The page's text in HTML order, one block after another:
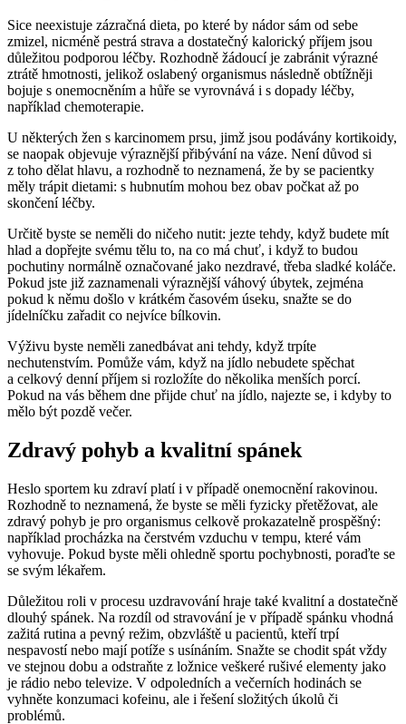
Sice neexistuje zázračná dieta, po které by nádor sám od sebe
zmizel, nicméně pestrá strava a dostatečný kalorický příjem jsou
důležitou podporou léčby. Rozhodně žádoucí je zabránit výrazné
ztrátě hmotnosti, jelikož oslabený organismus následně obtížněji
bojuje s onemocněním a hůře se vyrovnává i s dopady léčby,
například chemoterapie.
U některých žen s karcinomem prsu, jimž jsou podávány kortikoidy,
se naopak objevuje výraznější přibývání na váze. Není důvod si
z toho dělat hlavu, a rozhodně to neznamená, že by se pacientky
měly trápit dietami: s hubnutím mohou bez obav počkat až po
skončení léčby.
Určitě byste se neměli do ničeho nutit: jezte tehdy, když budete mít
hlad a dopřejte svému tělu to, na co má chuť, i když to budou
pochutiny normálně označované jako nezdravé, třeba sladké koláče.
Pokud jste již zaznamenali výraznější váhový úbytek, zejména
pokud k němu došlo v krátkém časovém úseku, snažte se do
jídelníčku zařadit co nejvíce bílkovin.
Výživu byste neměli zanedbávat ani tehdy, když trpíte
nechutenstvím. Pomůže vám, když na jídlo nebudete spěchat
a celkový denní příjem si rozložíte do několika menších porcí.
Pokud na vás během dne přijde chuť na jídlo, najezte se, i kdyby to
mělo být pozdě večer.
Zdravý pohyb a kvalitní spánek
Heslo sportem ku zdraví platí i v případě onemocnění rakovinou.
Rozhodně to neznamená, že byste se měli fyzicky přetěžovat, ale
zdravý pohyb je pro organismus celkově prokazatelně prospěšný:
například procházka na čerstvém vzduchu v tempu, které vám
vyhovuje. Pokud byste měli ohledně sportu pochybnosti, poraďte se
se svým lékařem.
Důležitou roli v procesu uzdravování hraje také kvalitní a dostatečně
dlouhý spánek. Na rozdíl od stravování je v případě spánku vhodná
zažitá rutina a pevný režim, obzvláště u pacientů, kteří trpí
nespavostí nebo mají potíže s usínáním. Snažte se chodit spát vždy
ve stejnou dobu a odstraňte z ložnice veškeré rušivé elementy jako
je rádio nebo televize. V odpoledních a večerních hodinách se
vyhněte konzumaci kofeinu, ale i řešení složitých úkolů či
problémů.